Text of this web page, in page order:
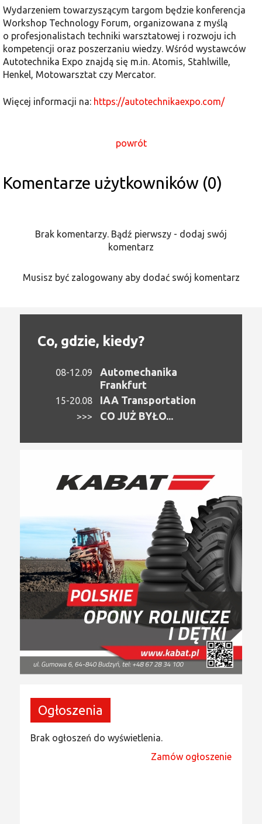
Wydarzeniem towarzyszącym targom będzie konferencja
Workshop Technology Forum, organizowana z myślą
o profesjonalistach techniki warsztatowej i rozwoju ich
kompetencji oraz poszerzaniu wiedzy. Wśród wystawców
Autotechnika Expo znajdą się m.in. Atomis, Stahlwille,
Henkel, Motowarsztat czy Mercator.
Więcej informacji na: https://autotechnikaexpo.com/
powrót
Komentarze użytkowników (0)
Brak komentarzy. Bądź pierwszy - dodaj swój
komentarz
Musisz być zalogowany aby dodać swój komentarz
Co, gdzie, kiedy?
08-12.09
Automechanika
Frankfurt
15-20.08 IAA Transportation
>>> CO JUŻ BYŁO...
Ogłoszenia
Brak ogłoszeń do wyświetlenia.
Zamów ogłoszenie